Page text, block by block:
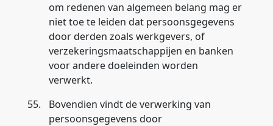
om redenen van algemeen belang mag er
niet toe te leiden dat persoonsgegevens
door derden zoals werkgevers, of
verzekeringsmaatschappijen en banken
voor andere doeleinden worden
verwerkt.
55.
Bovendien vindt de verwerking van
persoonsgegevens door